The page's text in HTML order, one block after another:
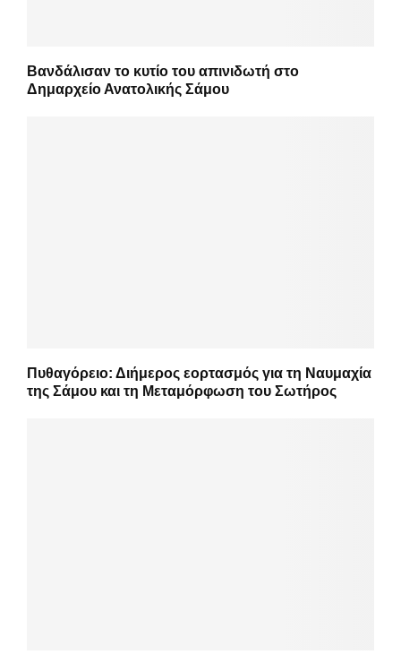
Βανδάλισαν το κυτίο του απινιδωτή στο
Δημαρχείο Ανατολικής Σάμου
Πυθαγόρειο: Διήμερος εορτασμός για τη Ναυμαχία
της Σάμου και τη Μεταμόρφωση του Σωτήρος